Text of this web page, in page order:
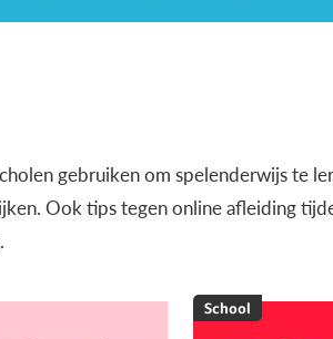
gebruiken om spelenderwijs te
Ook tips tegen online afleiding
School